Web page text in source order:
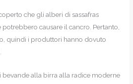
che gli alberi di sassafras
causare il cancro. Pertanto,
quindi i produttori hanno dovuto
bevande alla birra alla radice moderne